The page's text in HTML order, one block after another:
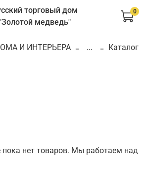
торговый дом
медведь"
0
И ИНТЕРЬЕРА ... Каталог
нет товаров. Мы работаем над